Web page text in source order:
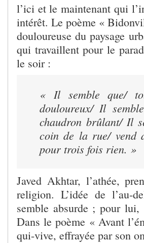
l’ici et le maintenant qui
intérêt. Le poème «
douloureuse du paysage
qui travaillent pour le
le soir :
« Il semble que/
douloureux/ Il
chaudron brûlant/ Il
coin de la rue/ vend
pour trois fois rien. »
Javed Akhtar, l’athée,
religion. L’idée de l’au-
semble absurde ; pour
Dans le poème « Avant
qui-vive, effrayée par son